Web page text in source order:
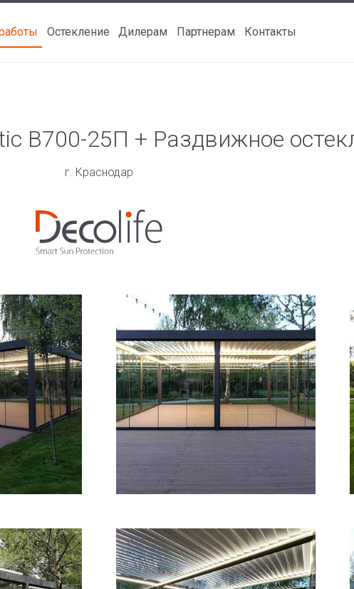
Остекление Дилерам Партнерам Контакты
B700-25П + Раздвижное
г. Краснодар